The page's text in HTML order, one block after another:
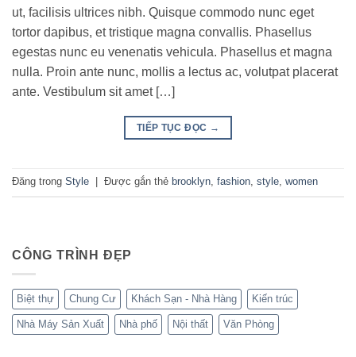
ut, facilisis ultrices nibh. Quisque commodo nunc eget
tortor dapibus, et tristique magna convallis. Phasellus
egestas nunc eu venenatis vehicula. Phasellus et magna
nulla. Proin ante nunc, mollis a lectus ac, volutpat placerat
ante. Vestibulum sit amet […]
TIẾP TỤC ĐỌC →
Đăng trong Style Được gắn thẻ brooklyn, fashion, style, women
CÔNG TRÌNH ĐẸP
Biệt thự Chung Cư Khách Sạn - Nhà Hàng Kiến trúc
Nhà Máy Sản Xuất Nhà phố Nội thất Văn Phòng